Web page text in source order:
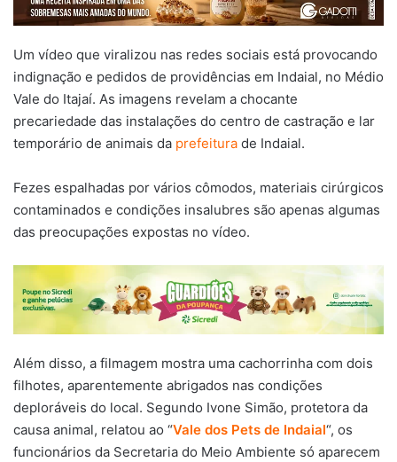
Um vídeo que viralizou nas redes sociais está provocando
indignação e pedidos de providências em Indaial, no Médio
Vale do Itajaí. As imagens revelam a chocante
precariedade das instalações do centro de castração e lar
temporário de animais da prefeitura de Indaial.
Fezes espalhadas por vários cômodos, materiais cirúrgicos
contaminados e condições insalubres são apenas algumas
das preocupações expostas no vídeo.
Além disso, a filmagem mostra uma cachorrinha com dois
filhotes, aparentemente abrigados nas condições
deploráveis do local. Segundo Ivone Simão, protetora da
causa animal, relatou ao “Vale dos Pets de Indaial“, os
funcionários da Secretaria do Meio Ambiente só aparecem